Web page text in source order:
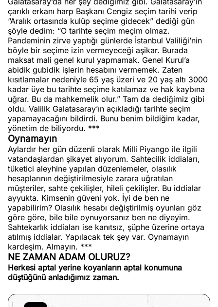
çarıklı erkanı harp Başkanı Cengiz seçim tarihi verip
“Aralık ortasında kulüp seçime gidecek” dediği gün
şöyle dedim: “O tarihte seçim meçim olmaz.
Pandeminin zirve yaptığı günlerde İstanbul Valiliği’nin
böyle bir seçime izin vermeyeceği aşikar. Burada
maksat mali genel kurul yapmamak. Genel Kurul’a
abidik gubidik işlerin hesabını vermemek. Zaten
kısıtlamalar nedeniyle 65 yaş üzeri ve 20 yaş altı 3000
kadar üye bu tarihte seçime katılamaz ve hak kaybına
uğrar. Bu da mahkemelik olur.” Tam da dediğimiz gibi
oldu. Valilik Galatasaray’ın açıkladığı tarihte seçim
yapamayacağını bildirdi. Bunu benim bildiğim kadar,
yönetim de biliyordu. ***
Oynamayın
Aylardır her gün düzenli olarak Milli Piyango ile ilgili
vatandaşlardan şikayet alıyorum. Sahtecilik iddiaları,
tüketici aleyhine yapılan düzenlemeler, olasılık
hesaplarının değiştirilmesiyle zarara uğratılan
müşteriler, sahte çekilişler, hileli çekilişler. Bu iddialar
ayyukta. Kimsenin güveni yok. İyi de ben ne
yapabilirim? Olasılık hesabı değiştirilmiş oyunları göz
göre göre, bile bile oynuyorsanız ben ne diyeyim.
Sahtekarlık iddiaları ise kanıtsız, şüphe üzerine ortaya
atılmış iddialar. Yapılacak tek şey var. Oynamayın
kardeşim. Almayın. ***
NE ZAMAN ADAM OLURUZ?
Herkesi aptal yerine koyanların aptal konumuna
düştüğünü anladığımız zaman.